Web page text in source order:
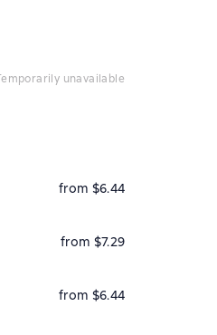
temporarily unavailable
from $6.44
from $7.29
from $6.44